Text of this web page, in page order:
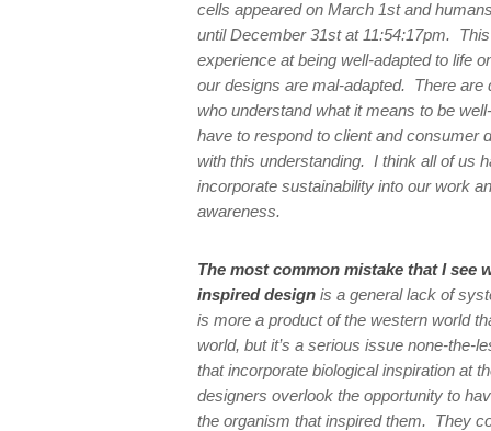
cells appeared on March 1st and
until December 31st at 11:54:17pm.
experience at being well-adapted to life
our designs are mal-adapted. There are
who understand what it means to be
have to respond to client and consumer
with this understanding. I think all of us
incorporate sustainability into our work
awareness.
The most common mistake that I see
inspired design is a general lack of
is more a product of the western world
world, but it’s a serious issue none-the-
that incorporate biological inspiration at
designers overlook the opportunity to
the organism that inspired them. They